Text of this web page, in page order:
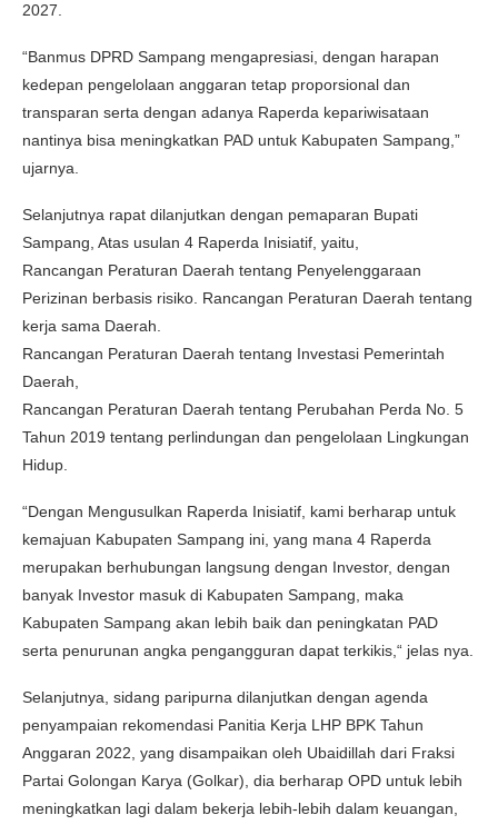
2027.
“Banmus DPRD Sampang mengapresiasi, dengan harapan
kedepan pengelolaan anggaran tetap proporsional dan
transparan serta dengan adanya Raperda kepariwisataan
nantinya bisa meningkatkan PAD untuk Kabupaten Sampang,”
ujarnya.
Selanjutnya rapat dilanjutkan dengan pemaparan Bupati
Sampang, Atas usulan 4 Raperda Inisiatif, yaitu,
Rancangan Peraturan Daerah tentang Penyelenggaraan
Perizinan berbasis risiko. Rancangan Peraturan Daerah tentang
kerja sama Daerah.
Rancangan Peraturan Daerah tentang Investasi Pemerintah
Daerah,
Rancangan Peraturan Daerah tentang Perubahan Perda No. 5
Tahun 2019 tentang perlindungan dan pengelolaan Lingkungan
Hidup.
“Dengan Mengusulkan Raperda Inisiatif, kami berharap untuk
kemajuan Kabupaten Sampang ini, yang mana 4 Raperda
merupakan berhubungan langsung dengan Investor, dengan
banyak Investor masuk di Kabupaten Sampang, maka
Kabupaten Sampang akan lebih baik dan peningkatan PAD
serta penurunan angka pengangguran dapat terkikis,“ jelas nya.
Selanjutnya, sidang paripurna dilanjutkan dengan agenda
penyampaian rekomendasi Panitia Kerja LHP BPK Tahun
Anggaran 2022, yang disampaikan oleh Ubaidillah dari Fraksi
Partai Golongan Karya (Golkar), dia berharap OPD untuk lebih
meningkatkan lagi dalam bekerja lebih-lebih dalam keuangan,